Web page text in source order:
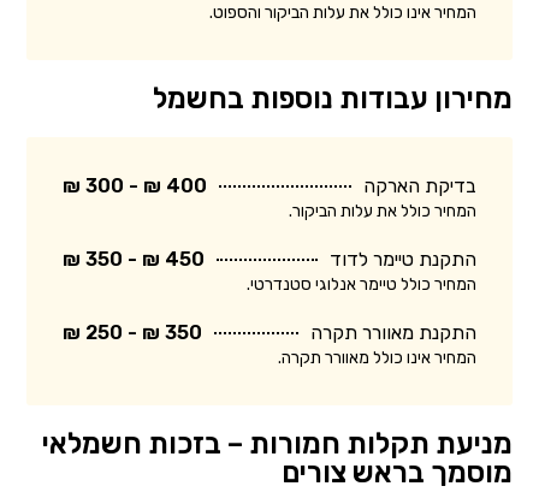
המחיר אינו כולל את עלות הביקור והספוט.
מחירון עבודות נוספות בחשמל
בדיקת הארקה 400 ₪ - 300 ₪
המחיר כולל את עלות הביקור.
התקנת טיימר לדוד 450 ₪ - 350 ₪
המחיר כולל טיימר אנלוגי סטנדרטי.
התקנת מאוורר תקרה 350 ₪ - 250 ₪
המחיר אינו כולל מאוורר תקרה.
מניעת תקלות חמורות – בזכות חשמלאי
מוסמך בראש צורים